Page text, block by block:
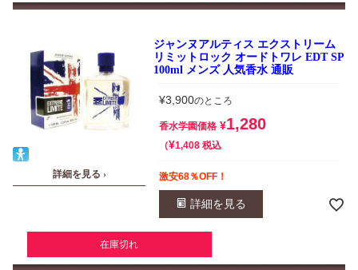
詳細を見る ›
ジャンヌアルティス エクストリーム
リミットロック オードトワレ EDT SP
100ml メンズ 人気香水 通販
¥3,900のところ
香水学園価格 ¥1,280
¥1,408 税込
激安68％OFF！
詳細を見る
在庫切れ